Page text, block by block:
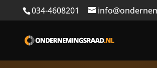
034-4608201